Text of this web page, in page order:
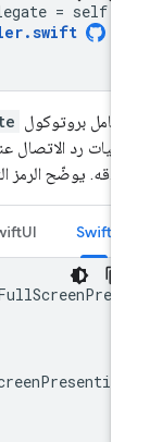
= self
.swift
بروتوكول
رد الاتصال عند
يوضّح الرمز
Swift
SwiftUI
: